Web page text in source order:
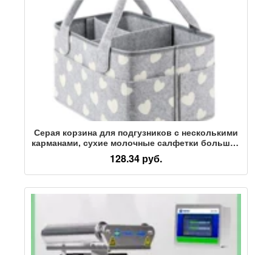
Серая корзина для подгузников с несколькими
карманами, сухие молочные салфетки большой
емкости, отдельный пакет для подгузников,
сумка для хранения подгузников, переносное
хранилище
128.34 руб.